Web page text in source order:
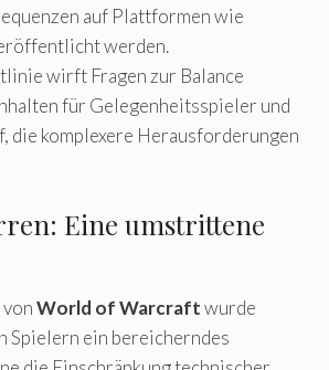
auf Plattformen wie
werden.
wirft Fragen zur Balance
für Gelegenheitsspieler und
die komplexere Herausforderungen
Eine umstrittene
World of Warcraftwurde
Spielern ein bereicherndes